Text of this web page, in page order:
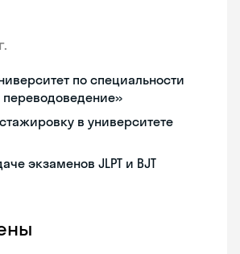
по специальности
в университете
экзаменов JLPT и BJT